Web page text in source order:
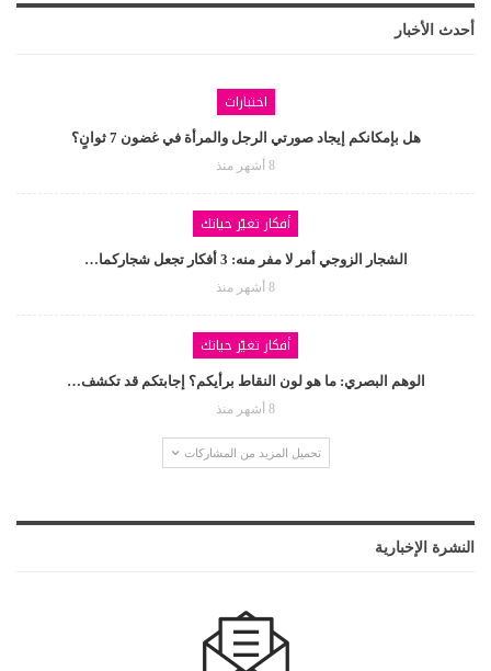
أحدث الأخبار
اختبارات
هل بإمكانكم إيجاد صورتي الرجل والمرأة في غضون 7 ثوانٍ؟
8 أشهر منذ
أفكار تغيّر حياتك
الشجار الزوجي أمر لا مفر منه: 3 أفكار تجعل شجاركما…
8 أشهر منذ
أفكار تغيّر حياتك
الوهم البصري: ما هو لون النقاط برأيكم؟ إجابتكم قد تكشف…
8 أشهر منذ
تحميل المزيد من المشاركات
النشرة الإخبارية